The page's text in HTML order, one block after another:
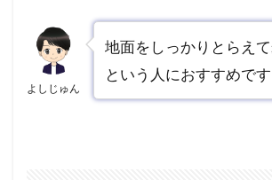
よしじゅん
地面をしっかりとらえて
という人におすすめです